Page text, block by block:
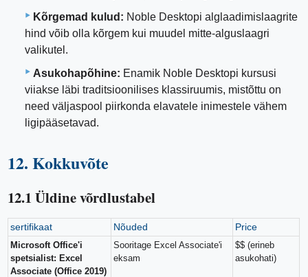
Kõrgemad kulud: Noble Desktopi alglaadimislaagrite
hind võib olla kõrgem kui muudel mitte-alguslaagri
valikutel.
Asukohapõhine: Enamik Noble Desktopi kursusi
viiakse läbi traditsioonilises klassiruumis, mistõttu on
need väljaspool piirkonda elavatele inimestele vähem
ligipääsetavad.
12. Kokkuvõte
12.1 Üldine võrdlustabel
sertifikaat Nõuded Price
Microsoft Office'i
spetsialist: Excel
Associate (Office 2019)
Sooritage Excel Associate'i
eksam
$$ (erineb
asukohati)